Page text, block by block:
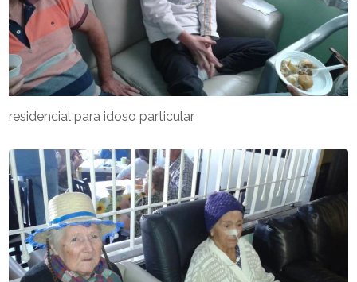
residencial para idoso particular